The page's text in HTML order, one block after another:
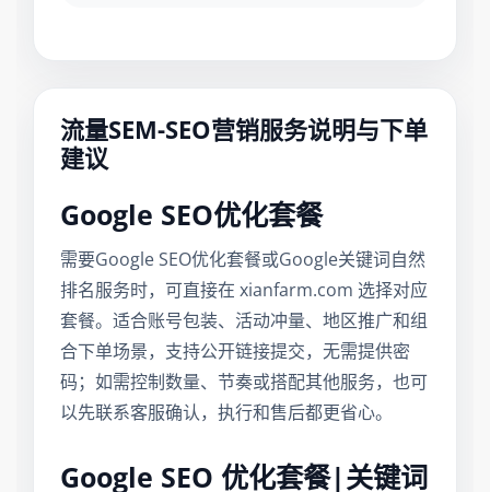
流量SEM-SEO营销服务说明与下单
建议
Google SEO优化套餐
需要Google SEO优化套餐或Google关键词自然
排名服务时，可直接在 xianfarm.com 选择对应
套餐。适合账号包装、活动冲量、地区推广和组
合下单场景，支持公开链接提交，无需提供密
码；如需控制数量、节奏或搭配其他服务，也可
以先联系客服确认，执行和售后都更省心。
Google SEO 优化套餐|关键词